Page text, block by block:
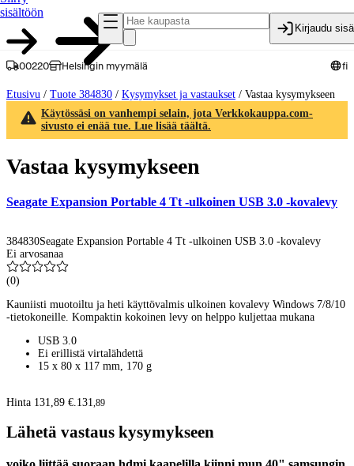
sisältöön
Kirjaudu
00220 Helsingin myymälä fi
Etusivu / Tuote 384830 / Kysymykset ja vastaukset / Vastaa kysymykseen
Käytössäsi on vanhempi selain, jota Verkkokauppa.com-
sivusto ei enää tue. Lue lisää täältä.
Vastaa kysymykseen
Seagate Expansion Portable 4 Tt -ulkoinen USB 3.0 -kovalevy
384830Seagate Expansion Portable 4 Tt -ulkoinen USB 3.0 -kovalevy
Ei arvosanaa
(0)
Kauniisti muotoiltu ja heti käyttövalmis ulkoinen kovalevy Windows 7/8/10
-tietokoneille. Kompaktin kokoinen levy on helppo kuljettaa mukana
USB 3.0
Ei erillistä virtalähdettä
15 x 80 x 117 mm, 170 g
Hinta 131,89 €. 131 ,89
Lähetä vastaus kysymykseen